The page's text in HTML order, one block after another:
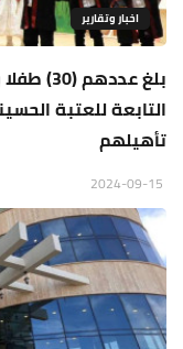
اخبار وتقارير
بلغ
التابعة للعتبة
تأهيلهم